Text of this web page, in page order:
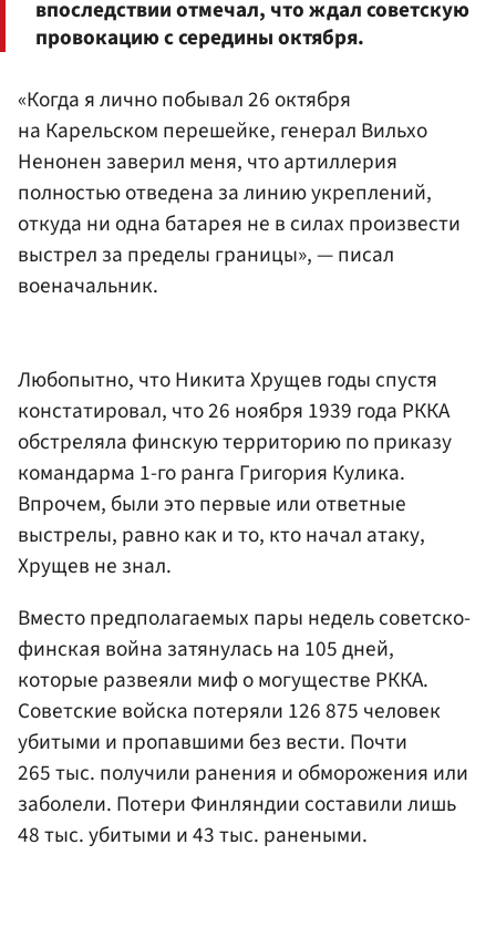
впоследствии отмечал, что ждал советскую
провокацию с середины октября.
«Когда я лично побывал 26 октября
на Карельском перешейке, генерал Вильхо
Ненонен заверил меня, что артиллерия
полностью отведена за линию укреплений,
откуда ни одна батарея не в силах произвести
выстрел за пределы границы», — писал
военачальник.
Любопытно, что Никита Хрущев годы спустя
констатировал, что 26 ноября 1939 года РККА
обстреляла финскую территорию по приказу
командарма 1-го ранга Григория Кулика.
Впрочем, были это первые или ответные
выстрелы, равно как и то, кто начал атаку,
Хрущев не знал.
Вместо предполагаемых пары недель советско-
финская война затянулась на 105 дней,
которые развеяли миф о могуществе РККА.
Советские войска потеряли 126 875 человек
убитыми и пропавшими без вести. Почти
265 тыс. получили ранения и обморожения или
заболели. Потери Финляндии составили лишь
48 тыс. убитыми и 43 тыс. ранеными.